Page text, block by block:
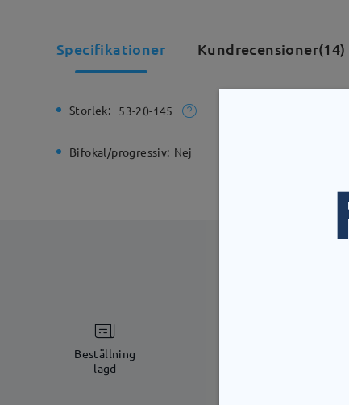
Specifikationer Kundrecensioner(14)
Storlek: 53-20-145
Bifokal/progressiv: Nej
Beställning
lagd